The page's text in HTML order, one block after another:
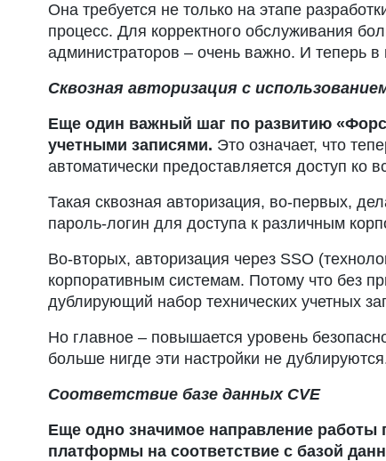
Она требуется не только на этапе
процесс. Для корректного обслуживания
администраторов – очень важно. И теперь
Сквозная авторизация с
Еще один важный шаг по развитию
учетными записями. Это означает, что
автоматически предоставляется доступ ко
Такая сквозная авторизация, во-первых,
пароль-логин для доступа к различным
Во-вторых, авторизация через SSO
корпоративным системам. Потому что без
дублирующий набор технических учетных
Но главное – повышается уровень
больше нигде эти настройки не
Соответствие базе данных CVE
Еще одно значимое направление
платформы на соответствие с базой